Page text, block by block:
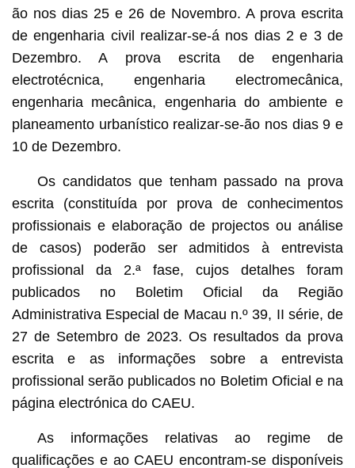
ão nos dias 25 e 26 de Novembro. A prova escrita
de engenharia civil realizar-se-á nos dias 2 e 3 de
Dezembro. A prova escrita de engenharia
electrotécnica, engenharia electromecânica,
engenharia mecânica, engenharia do ambiente e
planeamento urbanístico realizar-se-ão nos dias 9 e
10 de Dezembro.
Os candidatos que tenham passado na prova
escrita (constituída por prova de conhecimentos
profissionais e elaboração de projectos ou análise
de casos) poderão ser admitidos à entrevista
profissional da 2.ª fase, cujos detalhes foram
publicados no Boletim Oficial da Região
Administrativa Especial de Macau n.º 39, II série, de
27 de Setembro de 2023. Os resultados da prova
escrita e as informações sobre a entrevista
profissional serão publicados no Boletim Oficial e na
página electrónica do CAEU.
As informações relativas ao regime de
qualificações e ao CAEU encontram-se disponíveis